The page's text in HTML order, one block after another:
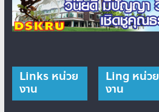
Links หน่วย
งาน
Ling หน่วย
งาน